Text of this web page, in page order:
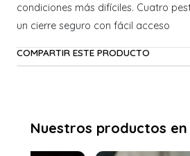
condiciones más difíciles. Cuatro
un cierre seguro con fácil acceso
COMPARTIR ESTE PRODUCTO